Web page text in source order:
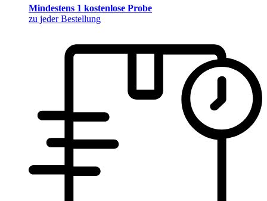
Mindestens 1 kostenlose Probe
zu jeder Bestellung